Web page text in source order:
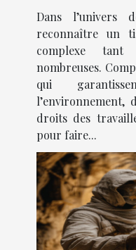
Dans l’univers
reconnaître un
complexe
nombreuses.
qui
droits des
pour faire...